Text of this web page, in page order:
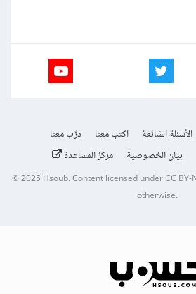
الأسئلة الشائعة اكتب معنا
درّب معنا
بيان الخصوصية مركز المساعدة
© 2025Hsoub.Content licensed underCC
otherwise.